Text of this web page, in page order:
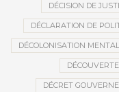
DÉCISION DE
DÉCLARATION DE
DÉCOLONISATION
DÉCOUVERTE
DÉCRET